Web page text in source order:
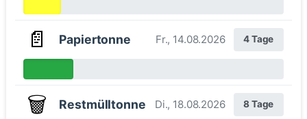
📄 Papiertonne Fr., 14.08.2026 4 Tage
🗑️ Restmülltonne Di., 18.08.2026 8 Tage